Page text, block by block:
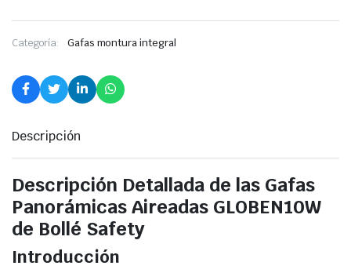
Categoría: Gafas montura integral
Descripción
Descripción Detallada de las Gafas
Panorámicas Aireadas GLOBEN10W
de Bollé Safety
Introducción